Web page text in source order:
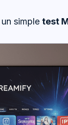
simple test